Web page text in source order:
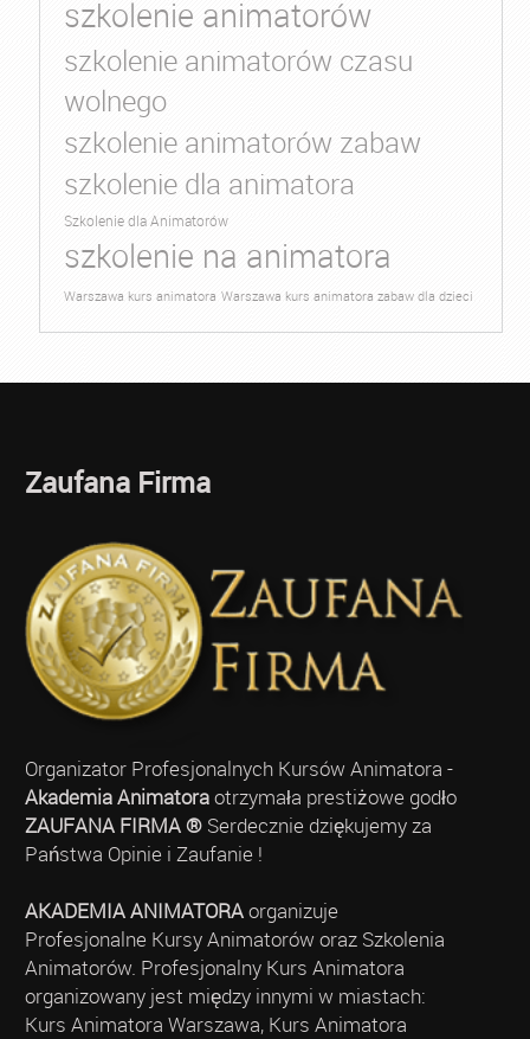
szkolenie animatorów
szkolenie animatorów czasu
wolnego
szkolenie animatorów zabaw
szkolenie dla animatora
Szkolenie dla Animatorów
szkolenie na animatora
Warszawa kurs animatora Warszawa kurs animatora zabaw dla dzieci
Zaufana Firma
Organizator Profesjonalnych Kursów Animatora -
Akademia Animatoraotrzymała prestiżowe godło
ZAUFANA FIRMA ®Serdecznie dziękujemy za
Państwa Opinie i Zaufanie !
AKADEMIA ANIMATORAorganizuje
Profesjonalne Kursy Animatorów oraz Szkolenia
Animatorów. Profesjonalny Kurs Animatora
organizowany jest między innymi w miastach:
Kurs Animatora Warszawa, Kurs Animatora